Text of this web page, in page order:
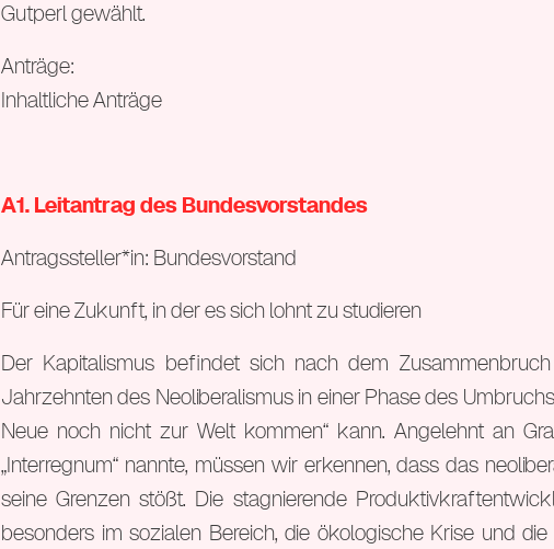
Gutperl gewählt.
Anträge:
Inhaltliche Anträge
A1. Leitantrag des Bundesvorstandes
Antragssteller*in: Bundesvorstand
Für eine Zukunft, in der es sich lohnt zu studieren
Der Kapitalismus befindet sich nach dem
Jahrzehnten des Neoliberalismus in einer Phase des
Neue noch nicht zur Welt kommen“ kann. Angelehnt an
„Interregnum“ nannte, müssen wir erkennen, dass das
seine Grenzen stößt. Die stagnierende
besonders im sozialen Bereich, die ökologische Krise und